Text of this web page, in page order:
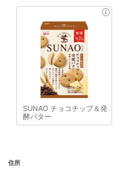
SUNAO チョコチップ＆発
酵バター
住所